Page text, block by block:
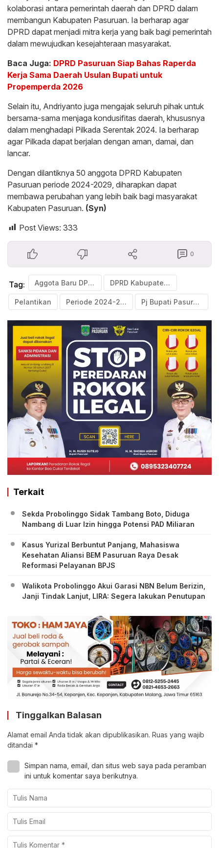
kolaborasi antara pemerintah daerah dan DPRD dalam
membangun Kabupaten Pasuruan. Ia berharap agar
DPRD dapat menjadi mitra kerja yang baik bagi pemerintah
dalam mewujudkan kesejahteraan masyarakat.
Baca Juga: DPRD Pasuruan Siap Bahas Raperda
Kerja Sama Daerah Usulan Bupati untuk
Propemperda 2026
Selain itu, Andriyanto juga mengajak seluruh pihak untuk
bersama-sama menjaga kondusifitas daerah, khususnya
dalam menghadapi Pilkada Serentak 2024. Ia berharap
agar Pilkada dapat berjalan dengan aman, damai, dan
lancar.
Dengan dilantiknya 50 anggota DPRD Kabupaten
Pasuruan periode 2024-2029, diharapkan dapat
membawa perubahan yang lebih baik bagi masyarakat
Kabupaten Pasuruan. (Syn)
Post Views: 333
0
Tag: Aggota Baru DPRD Kabupaten Pasuruan DPRD Kabupaten Pasuruan
Pelantikan Periode 2024-2029 Pj Bupati Pasuruan
Terkait
Sekda Probolinggo Sidak Tambang Boto, Diduga
Nambang di Luar Izin hingga Potensi PAD Miliaran
Kasus Yurizal Berbuntut Panjang, Mahasiswa
Kesehatan Aliansi BEM Pasuruan Raya Desak
Reformasi Pelayanan BPJS
Walikota Probolinggo Akui Garasi NBN Belum Berizin,
Janji Tindak Lanjut, LIRA: Segera lakukan Penutupan
Tinggalkan Balasan
Alamat email Anda tidak akan dipublikasikan. Ruas yang wajib
ditandai *
Simpan nama, email, dan situs web saya pada peramban
ini untuk komentar saya berikutnya.